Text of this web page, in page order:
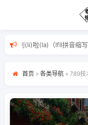
利(li)啦(la)（lfll拼音缩写
首页 » 各类导航 » 789技